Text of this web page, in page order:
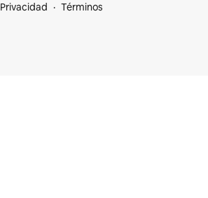
Privacidad
Términos